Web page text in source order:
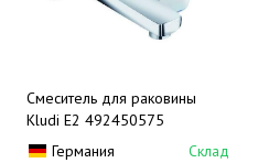
Смеситель для раковины
Kludi E2 492450575
Германия
Склад